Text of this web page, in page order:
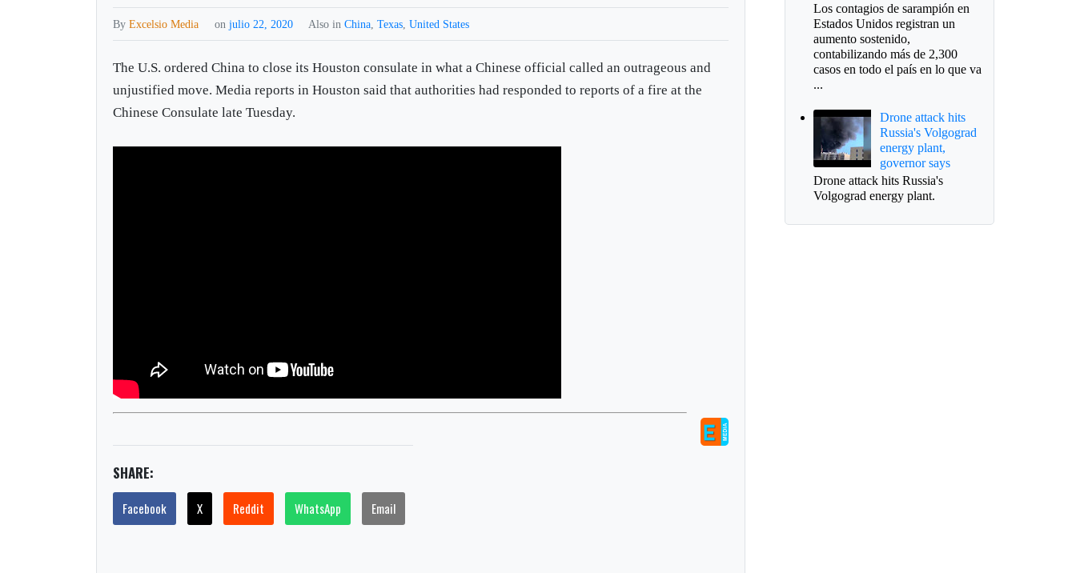
ByExcelsio Media onjulio 22, 2020 Also inChina ,Texas ,United States
The U.S. ordered China to close its Houston consulate in what a Chinese official called an outrageous and
unjustified move. Media reports in Houston said that authorities had responded to reports of a fire at the
Chinese Consulate late Tuesday.
SHARE:
Facebook X Reddit WhatsApp Email
Los contagios de sarampión en
Estados Unidos registran un
aumento sostenido,
contabilizando más de 2,300
casos en todo el país en lo que va
...
Drone attack hits
Russia's Volgograd
energy plant,
governor says
Drone attack hits Russia's
Volgograd energy plant.